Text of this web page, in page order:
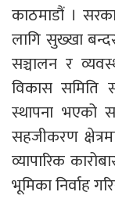
काठमाडौं ।
लागि सुख्खा
सञ्चालन र
विकास समिति
स्थापना भएको
सहजीकरण
व्यापारिक
भूमिका निर्वाह